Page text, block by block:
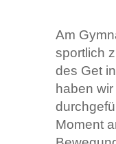
Am
sportlich
des Get
haben
Moment